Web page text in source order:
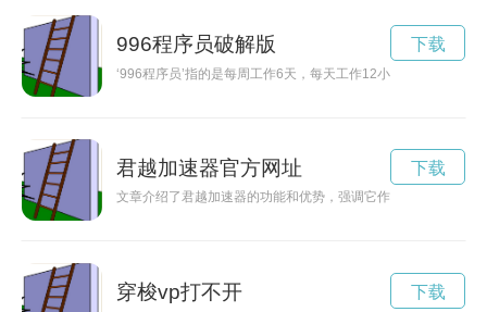
996程序员破解版
‘996程序员’指的是每周工作6天，每天工作12小时的程序员群
下载
君越加速器官方网址
文章介绍了君越加速器的功能和优势，强调它作为一种提升汽
下载
穿梭vp打不开 下载